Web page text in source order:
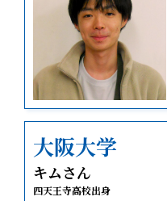
大阪大学
キムさん
四天王寺高校出身